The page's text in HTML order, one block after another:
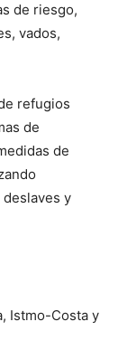
de riesgo,
vados,
refugios
de
de
y
Istmo-Costa y